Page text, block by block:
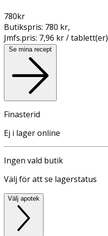
780kr
Butikspris: 780 kr,
Jmfs.pris: 7,96 kr / tablett(er)
Se mina recept
Finasterid
Ej i lager online
Ingen vald butik
Välj för att se lagerstatus
Välj apotek